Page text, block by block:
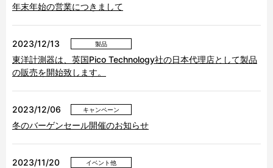
年末年始の営業につきまして
2023/12/13 製品
東洋計測器は、英国Pico Technology社の日本代理店として製品
の販売を開始致します。
2023/12/06 キャンペーン
冬のバーゲンセール開催のお知らせ
2023/11/20 イベント他